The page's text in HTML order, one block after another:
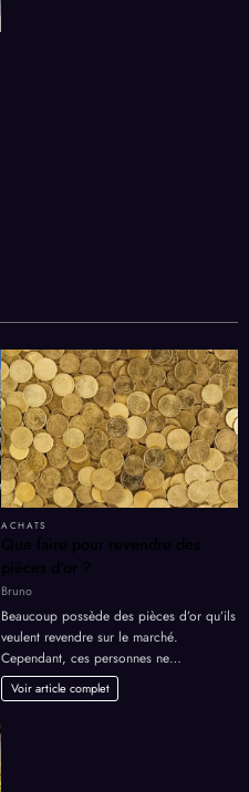
ACHATS
Que faire pour revendre des
pièces d’or ?
Bruno
Beaucoup possède des pièces d’or qu’ils
veulent revendre sur le marché.
Cependant, ces personnes ne…
Voir article complet